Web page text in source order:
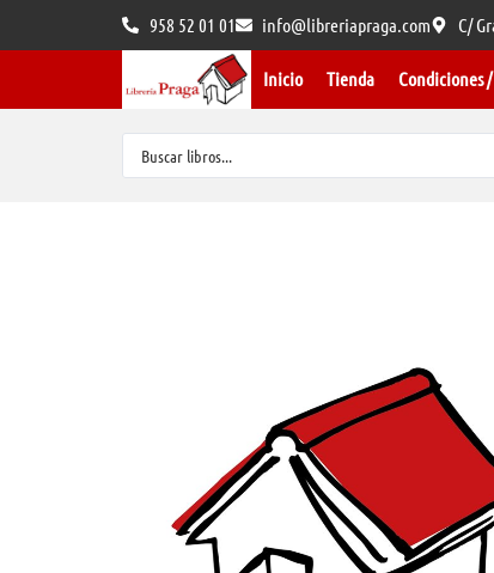
958 52 01 01 info@libreriapraga.com C/
Inicio Tienda Condiciones